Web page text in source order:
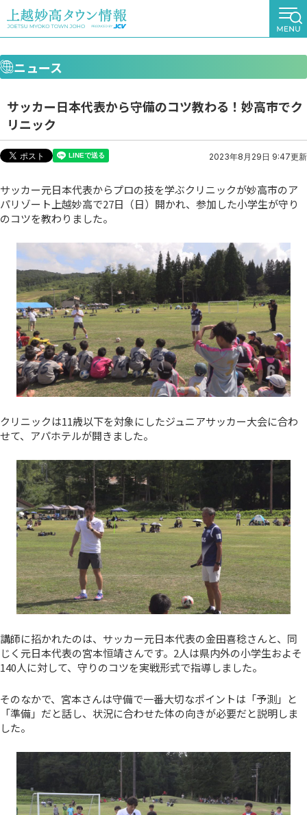
ニュース
サッカー日本代表から守備のコツ教わる！妙高市でク
リニック
2023年8月29日 9:47更新
サッカー元日本代表からプロの技を学ぶクリニックが妙高市のア
パリゾート上越妙高で27日（日）開かれ、参加した小学生が守り
のコツを教わりました。
クリニックは11歳以下を対象にしたジュニアサッカー大会に合わ
せて、アパホテルが開きました。
講師に招かれたのは、サッカー元日本代表の金田喜稔さんと、同
じく元日本代表の宮本恒靖さんです。2人は県内外の小学生およそ
140人に対して、守りのコツを実戦形式で指導しました。
そのなかで、宮本さんは守備で一番大切なポイントは「予測」と
「準備」だと話し、状況に合わせた体の向きが必要だと説明しま
した。